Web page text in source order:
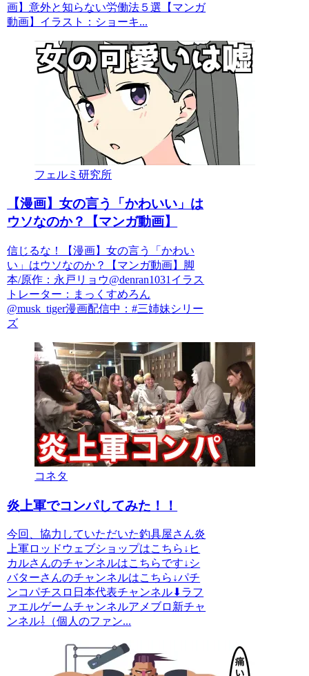
画】意外と知らない労働法５選【マンガ
動画】イラスト：ショーキ...
フェルミ研究所
【漫画】女の言う「かわいい」は
ウソなのか？【マンガ動画】
信じるな！【漫画】女の言う「かわい
い」はウソなのか？【マンガ動画】脚
本/原作：永戸リョウ@denran1031イラス
トレーター：まっくすめろん
@musk_tiger漫画配信中：#三姉妹シリー
ズ
コネタ
炎上軍でコンパしてみた！！
今回、協力していただいた釣具屋さん炎
上軍ロッドウェブショップはこちら↓ヒ
カルさんのチャンネルはこちらです↓シ
バターさんのチャンネルはこちら↓パチ
ンコパチスロ日本代表チャンネル⬇︎ラフ
ァエルゲームチャンネルアメブロ新チャ
ンネル⇩（個人のファン...